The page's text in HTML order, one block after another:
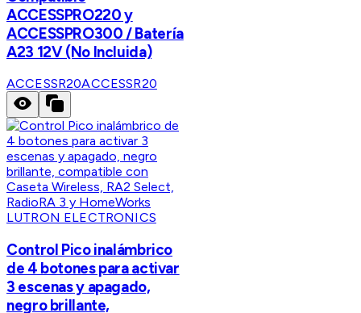
ACCESSPRO220 y
ACCESSPRO300 / Batería
A23 12V (No Incluida)
ACCESSR20ACCESSR20
LUTRON ELECTRONICS
Control Pico inalámbrico
de 4 botones para activar
3 escenas y apagado,
negro brillante,